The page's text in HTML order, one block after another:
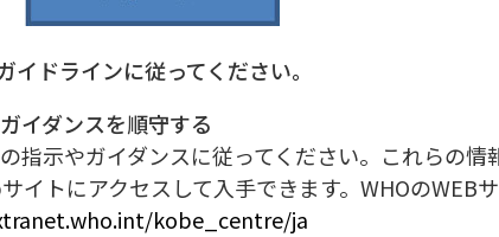
ドラインに従ってください。
イダンスを順守する
指示やガイダンスに従ってください。これらの
イトにアクセスして入手できます。WHOのWEB
kobe_centre/ja